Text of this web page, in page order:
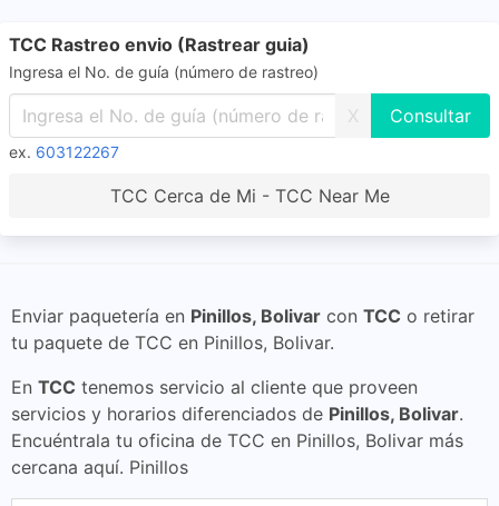
TCC Rastreo envio (Rastrear guia)
Ingresa el No. de guía (número de rastreo)
X
ex. 603122267
TCC Cerca de Mi - TCC Near Me
Enviar paquetería en Pinillos, Bolivar con TCC o retirar
tu paquete de TCC en Pinillos, Bolivar.
En TCC tenemos servicio al cliente que proveen
servicios y horarios diferenciados de Pinillos, Bolivar.
Encuéntrala tu oficina de TCC en Pinillos, Bolivar más
cercana aquí. Pinillos